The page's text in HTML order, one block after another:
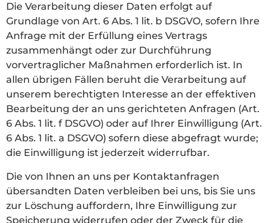
Die Verarbeitung dieser Daten erfolgt auf
Grundlage von Art. 6 Abs. 1 lit. b DSGVO, sofern Ihre
Anfrage mit der Erfüllung eines Vertrags
zusammenhängt oder zur Durchführung
vorvertraglicher Maßnahmen erforderlich ist. In
allen übrigen Fällen beruht die Verarbeitung auf
unserem berechtigten Interesse an der effektiven
Bearbeitung der an uns gerichteten Anfragen (Art.
6 Abs. 1 lit. f DSGVO) oder auf Ihrer Einwilligung (Art.
6 Abs. 1 lit. a DSGVO) sofern diese abgefragt wurde;
die Einwilligung ist jederzeit widerrufbar.
Die von Ihnen an uns per Kontaktanfragen
übersandten Daten verbleiben bei uns, bis Sie uns
zur Löschung auffordern, Ihre Einwilligung zur
Speicherung widerrufen oder der Zweck für die